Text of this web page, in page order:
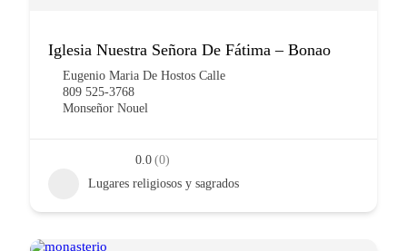
Iglesia Nuestra Señora De Fátima – Bonao
Eugenio Maria De Hostos Calle
809 525-3768
Monseñor Nouel
0.0 (0)
Lugares religiosos y sagrados